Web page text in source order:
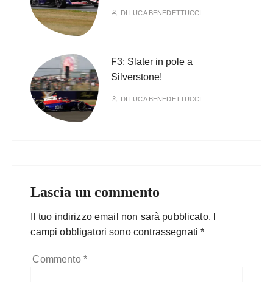
DI LUCA BENEDETTUCCI
F3: Slater in pole a
Silverstone!
DI LUCA BENEDETTUCCI
Lascia un commento
Il tuo indirizzo email non sarà pubblicato.
campi obbligatori sono contrassegnati*
Commento *